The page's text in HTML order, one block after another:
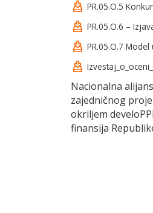
PR.05.O.5
PR.05.O.6 –
PR.05.O.7
Nacionalna
zajedničnog
okriljem
finansija